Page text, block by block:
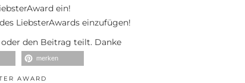
ein!
LiebsterAwards einzufügen!
den Beitrag teilt. Danke
merken
AWARD